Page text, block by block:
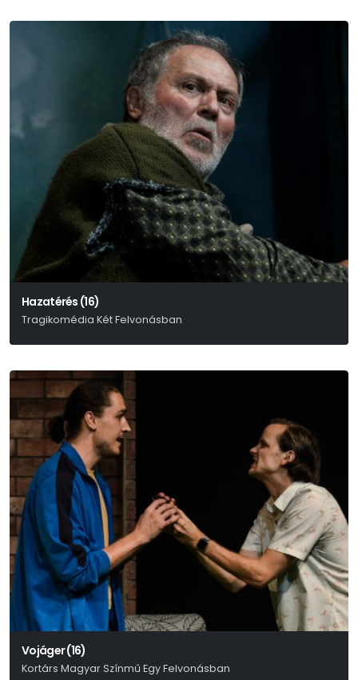
Hazatérés (16)
Tragikomédia Két Felvonásban
Vojáger (16)
Kortárs Magyar Színmű Egy Felvonásban